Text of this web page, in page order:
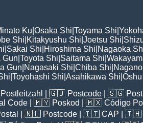
Ku Osaka Shi Toyama Shi
Shi Kitakyushu Shi Joetsu Shi
Sakai Shi Hiroshima Shi Nagaoka
Gun Toyota Shi Saitama Shi
Gun Nagasaki Shi Chiba Shi
Toyohashi Shi Asahikawa Shi
Postleitzahl | 🇬🇧 Postcode | 🇸🇬
Code | 🇲🇾 Poskod | 🇲🇽 Código
| 🇳🇱 Postcode | 🇮🇹 CAP | 🇹🇭